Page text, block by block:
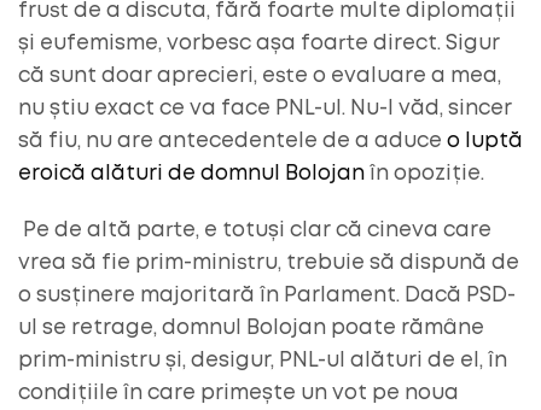
frust de a discuta, fără foarte multe diplomații
și eufemisme, vorbesc așa foarte direct. Sigur
că sunt doar aprecieri, este o evaluare a mea,
nu știu exact ce va face PNL-ul. Nu-l văd, sincer
să fiu, nu are antecedentele de a aduce o luptă
eroică alături de domnul Bolojan în opoziție.
Pe de altă parte, e totuși clar că cineva care
vrea să fie prim-ministru, trebuie să dispună de
o susținere majoritară în Parlament. Dacă PSD-
ul se retrage, domnul Bolojan poate rămâne
prim-ministru și, desigur, PNL-ul alături de el, în
condițiile în care primește un vot pe noua